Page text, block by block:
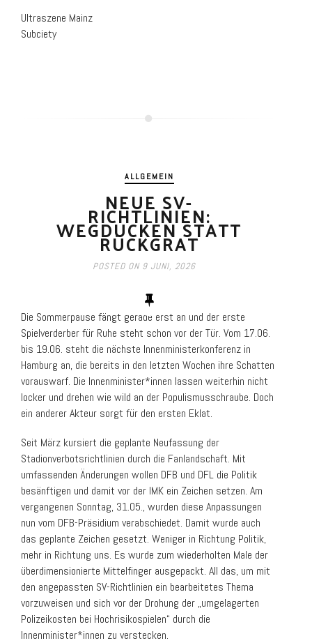
Ultraszene Mainz
Subciety
ALLGEMEIN
NEUE SV-
RICHTLINIEN:
WEGDUCKEN STATT
RÜCKGRAT
POSTED ON 9 JUNI, 2026
Die Sommerpause fängt gerade erst an und der erste
Spielverderber für Ruhe steht schon vor der Tür. Vom 17.06.
bis 19.06. steht die nächste Innenministerkonferenz in
Hamburg an, die bereits in den letzten Wochen ihre Schatten
vorauswarf. Die Innenminister*innen lassen weiterhin nicht
locker und drehen wie wild an der Populismusschraube. Doch
ein anderer Akteur sorgt für den ersten Eklat.
Seit März kursiert die geplante Neufassung der
Stadionverbotsrichtlinien durch die Fanlandschaft. Mit
umfassenden Änderungen wollen DFB und DFL die Politik
besänftigen und damit vor der IMK ein Zeichen setzen. Am
vergangenen Sonntag, 31.05., wurden diese Anpassungen
nun vom DFB-Präsidium verabschiedet. Damit wurde auch
das geplante Zeichen gesetzt. Weniger in Richtung Politik,
mehr in Richtung uns. Es wurde zum wiederholten Male der
überdimensionierte Mittelfinger ausgepackt. All das, um mit
den angepassten SV-Richtlinien ein bearbeitetes Thema
vorzuweisen und sich vor der Drohung der „umgelagerten
Polizeikosten bei Hochrisikospielen“ durch die
Innenminister*innen zu verstecken.